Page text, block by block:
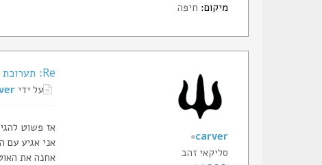
מיקום: חיפה
Re: תערוכת סכינים ונשק קר בפתח-תקווה
על ידי
אז פשוט
אני אגיע עם
אחנה את
carver
סליקאי זהב